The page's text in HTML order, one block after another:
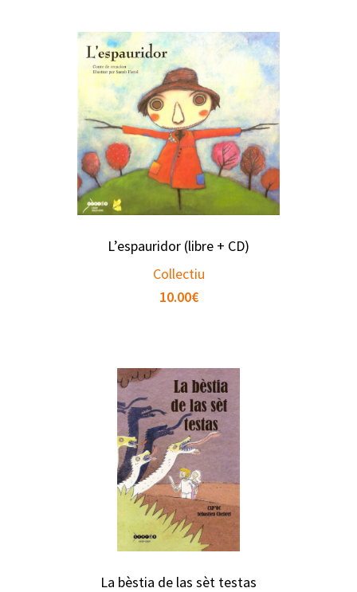
L’espauridor (libre + CD)
Collectiu
10.00€
La bèstia de las sèt testas